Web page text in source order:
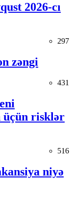
2026-cı
297
zəngi
431
üçün risklər
516
niyə